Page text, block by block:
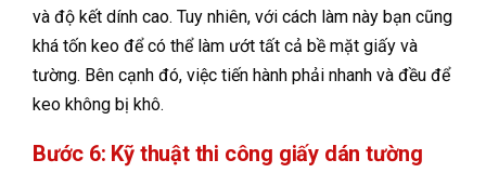
và độ kết dính cao. Tuy nhiên, với cách làm này bạn cũng
khá tốn keo để có thể làm ướt tất cả bề mặt giấy và
tường. Bên cạnh đó, việc tiến hành phải nhanh và đều để
keo không bị khô.
Bước 6: Kỹ thuật thi công giấy dán tường